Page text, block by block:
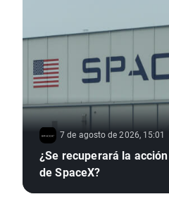
7 de agosto de 2026, 15:01
¿Se recuperará la acción
de SpaceX?